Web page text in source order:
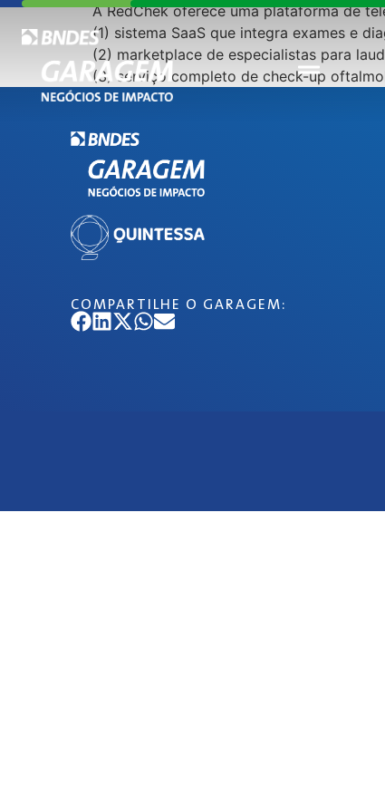
A RedChek oferece uma plataforma de
(1) sistema SaaS que integra exames e
(2) marketplace de especialistas para
(3) serviço completo de check-up
COMPARTILHE O GARAGEM: